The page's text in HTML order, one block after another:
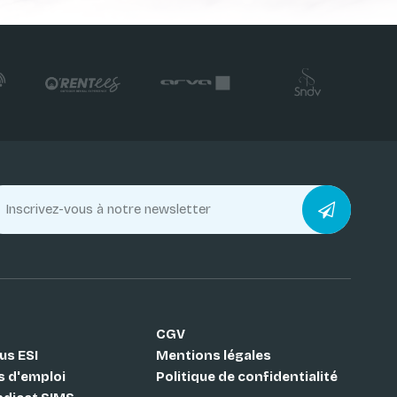
ESI
d'emploi
CGV
Mentions légales
Politique de confidentialité